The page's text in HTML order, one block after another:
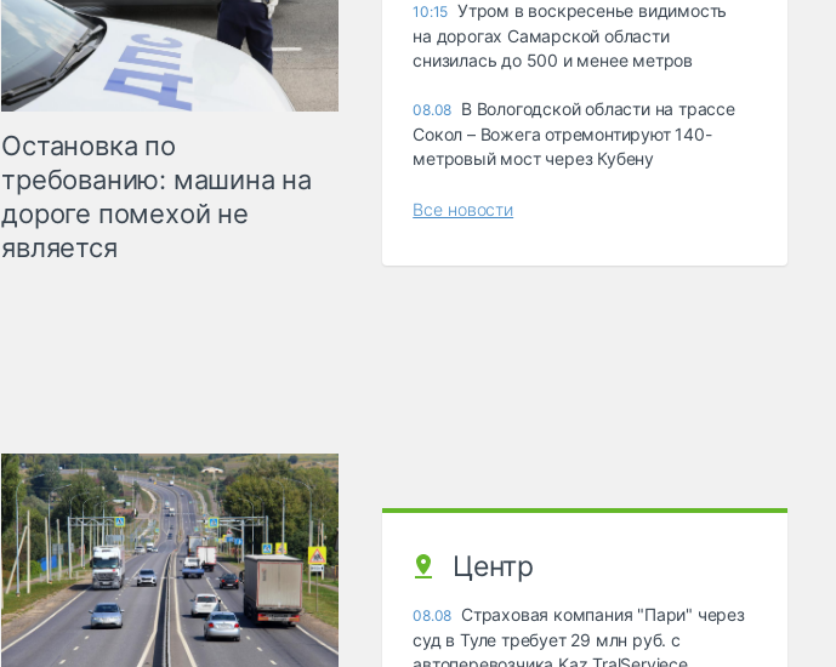
Остановка по
требованию: машина на
дороге помехой не
является
10:15 Утром в воскресенье видимость
на дорогах Самарской области
снизилась до 500 и менее метров
08.08 В Вологодской области на трассе
Сокол – Вожега отремонтируют 140-
метровый мост через Кубену
Все новости
Центр
08.08 Страховая компания "Пари" через
суд в Туле требует 29 млн руб. с